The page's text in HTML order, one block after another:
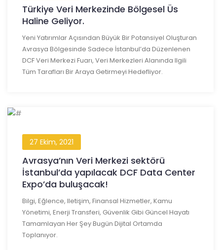
Türkiye Veri Merkezinde Bölgesel Üs
Haline Geliyor.
Yeni Yatırımlar Açısından Büyük Bir Potansiyel Oluşturan
Avrasya Bölgesinde Sadece İstanbul’da Düzenlenen
DCF Veri Merkezi Fuarı, Veri Merkezleri Alanında Ilgili
Tüm Tarafları Bir Araya Getirmeyi Hedefliyor.
27 Ekim, 2021
Avrasya’nın Veri Merkezi sektörü
İstanbul’da yapılacak DCF Data Center
Expo’da buluşacak!
Bilgi, Eğlence, Iletişim, Finansal Hizmetler, Kamu
Yönetimi, Enerji Transferi, Güvenlik Gibi Güncel Hayatı
Tamamlayan Her Şey Bugün Dijital Ortamda
Toplanıyor.